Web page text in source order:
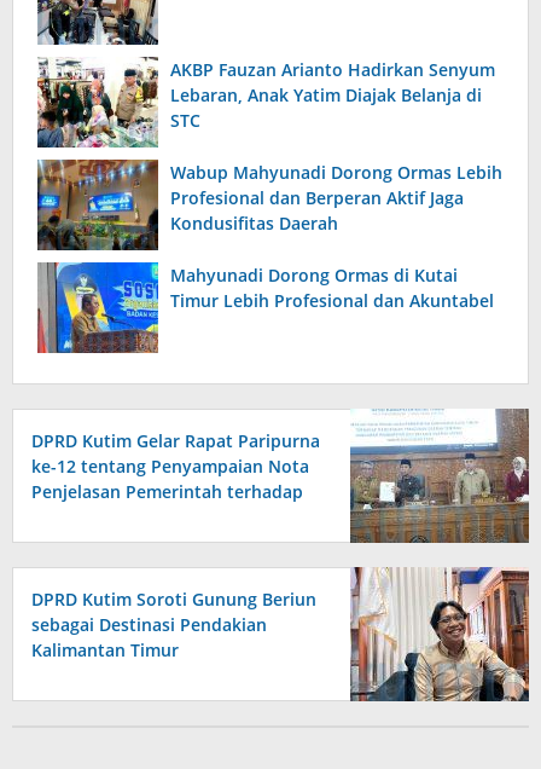
AKBP Fauzan Arianto Hadirkan Senyum
Lebaran, Anak Yatim Diajak Belanja di
STC
Wabup Mahyunadi Dorong Ormas Lebih
Profesional dan Berperan Aktif Jaga
Kondusifitas Daerah
Mahyunadi Dorong Ormas di Kutai
Timur Lebih Profesional dan Akuntabel
DPRD Kutim Gelar Rapat Paripurna
ke-12 tentang Penyampaian Nota
Penjelasan Pemerintah terhadap
DPRD Kutim Soroti Gunung Beriun
sebagai Destinasi Pendakian
Kalimantan Timur